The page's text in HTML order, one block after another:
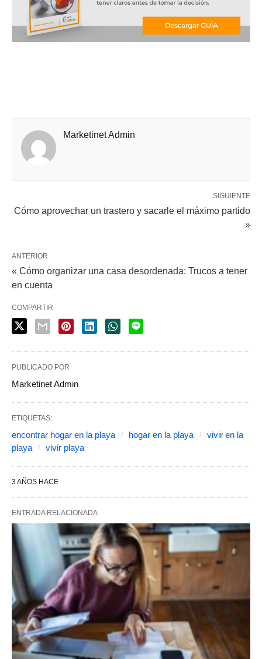
Marketinet Admin
SIGUIENTE
Cómo aprovechar un trastero y sacarle el máximo partido
»
ANTERIOR
« Cómo organizar una casa desordenada: Trucos a tener
en cuenta
COMPARTIR
PUBLICADO POR
Marketinet Admin
ETIQUETAS:
encontrar hogar en la playa hogar en la playa
vivir en la
playa
vivir playa
3 AÑOS HACE
ENTRADA RELACIONADA